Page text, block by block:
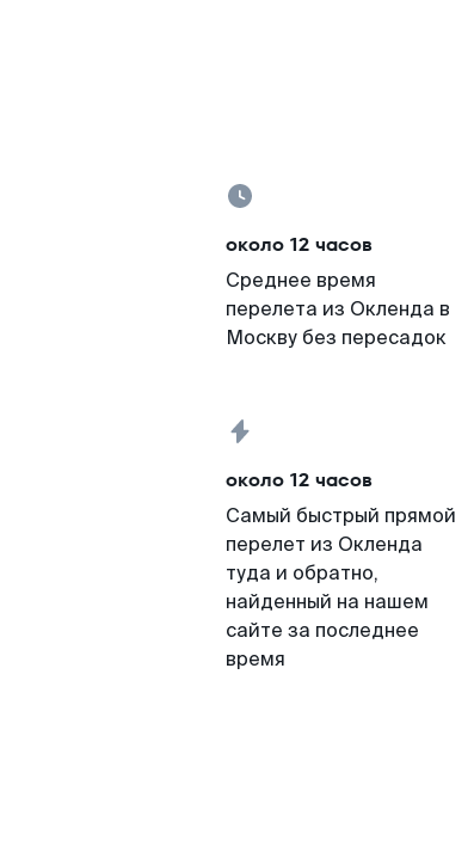
около 12 часов
Среднее время
перелета из Окленда в
Москву без пересадок
около 12 часов
Самый быстрый прямой
перелет из Окленда
туда и обратно,
найденный на нашем
сайте за последнее
время